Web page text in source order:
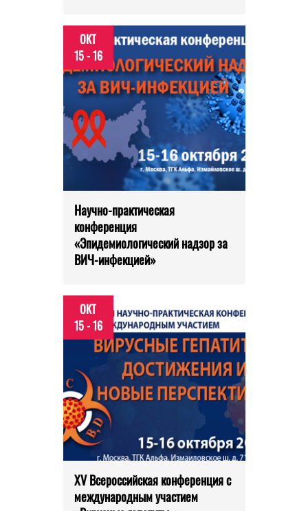
ОКТ
15 - 16
Научно-практическая
конференция
«Эпидемиологический надзор за
ВИЧ-инфекцией»
ОКТ
15 - 16
XV Всероссийская конференция с
международным участием